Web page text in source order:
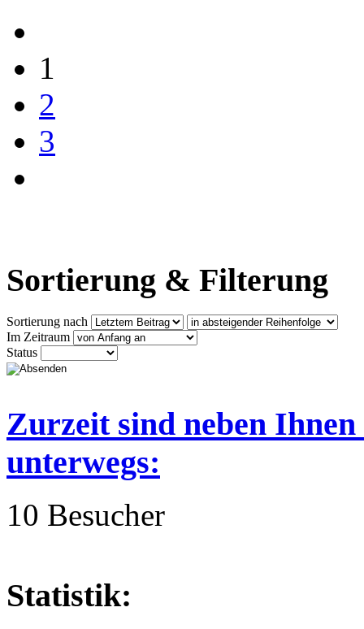
1
2
3
Sortierung & Filterung
Sortierung nach
Im Zeitraum
Status
Zurzeit sind neben
unterwegs:
10 Besucher
Statistik: